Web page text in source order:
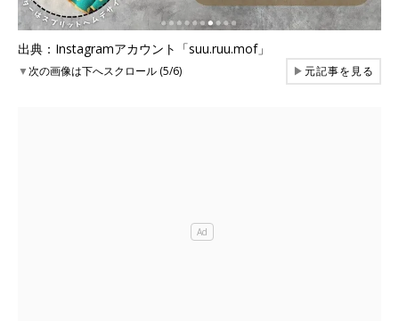
出典：Instagramアカウント「suu.ruu.mof」
▼次の画像は下へスクロール (5/6) ▶元記事を見る